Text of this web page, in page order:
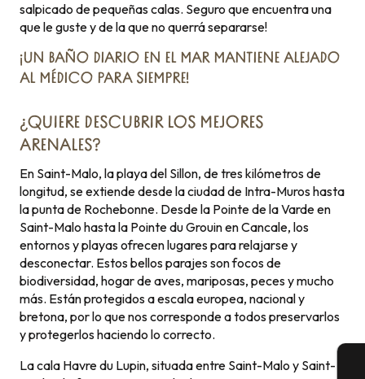
salpicado de pequeñas calas. Seguro que encuentra una
que le guste y de la que no querrá separarse!
¡UN BAÑO DIARIO EN EL MAR MANTIENE ALEJADO
AL MÉDICO PARA SIEMPRE!
¿QUIERE DESCUBRIR LOS MEJORES
ARENALES?
En Saint-Malo, la playa del Sillon, de tres kilómetros de
longitud, se extiende desde la ciudad de Intra-Muros hasta
la punta de Rochebonne. Desde la Pointe de la Varde en
Saint-Malo hasta la Pointe du Grouin en Cancale, los
entornos y playas ofrecen lugares para relajarse y
desconectar. Estos bellos parajes son focos de
biodiversidad, hogar de aves, mariposas, peces y mucho
más. Están protegidos a escala europea, nacional y
bretona, por lo que nos corresponde a todos preservarlos
y protegerlos haciendo lo correcto.
La cala Havre du Lupin, situada entre Saint-Malo y Saint-